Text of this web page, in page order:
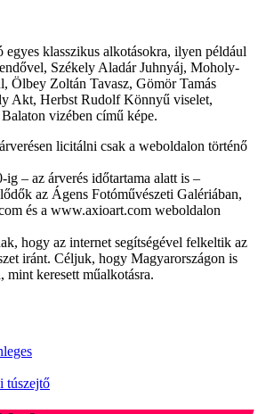
klasszikus alkotásokra, ilyen például
Székely Aladár Juhnyáj, Moholy-
Ölbey Zoltán Tavasz, Gömör Tamás
Akt, Herbst Rudolf Könnyű viselet,
vizében című képe.
licitálni csak a weboldalon történő
– az árverés időtartama alatt is –
az Ágens Fotóművészeti Galériában,
és a www.axioart.com weboldalon
hogy az internet segítségével felkeltik az
iránt. Céljuk, hogy Magyarországon is
mint keresett műalkotásra.
túszejtő